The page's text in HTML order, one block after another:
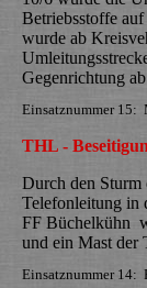
Betriebsstoffe
wurde ab
Gegenrichtung
Einsatznummer 15:
THL -
Durch den Sturm
Telefonleitung in
FF Büchelkühn
und ein Mast der
Einsatznummer 14: